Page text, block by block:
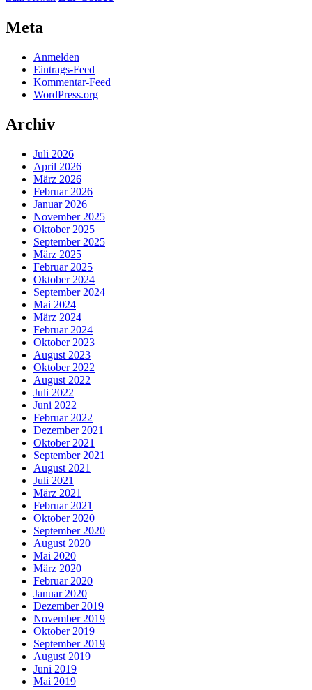
Meta
Anmelden
Eintrags-Feed
Kommentar-Feed
WordPress.org
Archiv
Juli 2026
April 2026
März 2026
Februar 2026
Januar 2026
November 2025
Oktober 2025
September 2025
März 2025
Februar 2025
Oktober 2024
September 2024
Mai 2024
März 2024
Februar 2024
Oktober 2023
August 2023
Oktober 2022
August 2022
Juli 2022
Juni 2022
Februar 2022
Dezember 2021
Oktober 2021
September 2021
August 2021
Juli 2021
März 2021
Februar 2021
Oktober 2020
September 2020
August 2020
Mai 2020
März 2020
Februar 2020
Januar 2020
Dezember 2019
November 2019
Oktober 2019
September 2019
August 2019
Juni 2019
Mai 2019